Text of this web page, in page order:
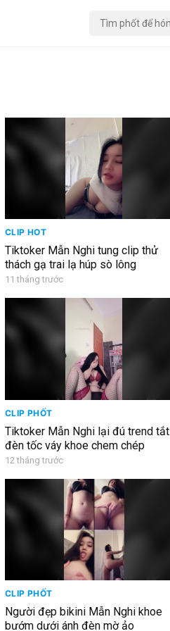
CLIP HOT
Tiktoker Mẫn Nghi tung clip thử
thách gạ trai lạ húp sò lông
11 tháng trước
CLIP PHỐT
Tiktoker Mẫn Nghi lại đú trend tắt
đèn tốc váy khoe chem chép
12 tháng trước
CLIP PHỐT
Người đẹp bikini Mẫn Nghi khoe
bướm dưới ánh đèn mờ ảo